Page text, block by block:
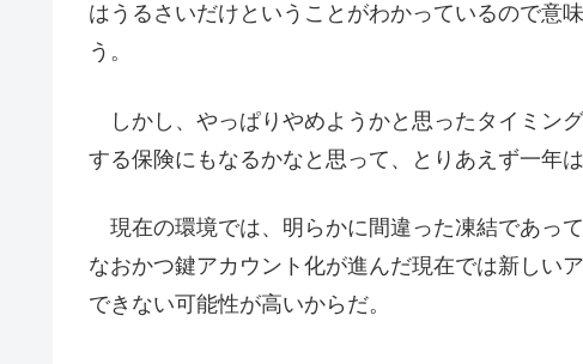
はうるさいだけということがわかっているので意
う。
しかし、やっぱりやめようかと思ったタイミン
する保険にもなるかなと思って、とりあえず一年
現在の環境では、明らかに間違った凍結であっ
なおかつ鍵アカウント化が進んだ現在では新しい
できない可能性が高いからだ。